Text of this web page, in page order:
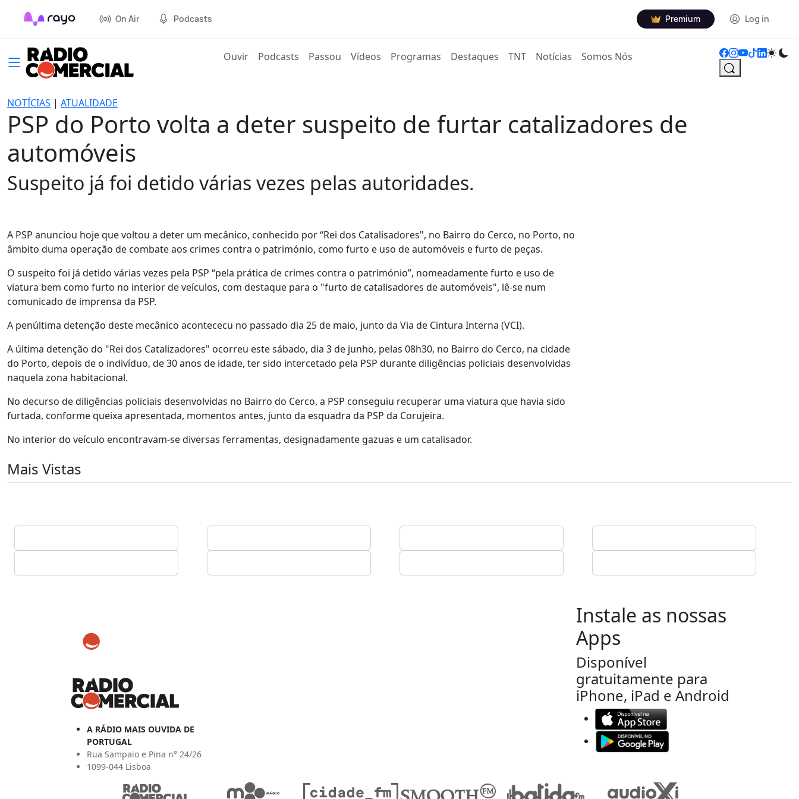
On Air Podcasts Premium Log in
Ouvir(current)
Podcasts Passou Vídeos Programas Destaques TNT Notícias Somos Nós
NOTÍCIAS | ATUALIDADE
PSP do Porto volta a deter suspeito de furtar catalizadores de
automóveis
Suspeito já foi detido várias vezes pelas autoridades.
A PSP anunciou hoje que voltou a deter um mecânico, conhecido por “Rei dos Catalisadores", no Bairro do Cerco, no Porto, no
âmbito duma operação de combate aos crimes contra o património, como furto e uso de automóveis e furto de peças.
O suspeito foi já detido várias vezes pela PSP “pela prática de crimes contra o património”, nomeadamente furto e uso de
viatura bem como furto no interior de veículos, com destaque para o "furto de catalisadores de automóveis", lê-se num
comunicado de imprensa da PSP.
A penúltima detenção deste mecânico acontececu no passado dia 25 de maio, junto da Via de Cintura Interna (VCI).
A última detenção do "Rei dos Catalizadores" ocorreu este sábado, dia 3 de junho, pelas 08h30, no Bairro do Cerco, na cidade
do Porto, depois de o indivíduo, de 30 anos de idade, ter sido intercetado pela PSP durante diligências policiais desenvolvidas
naquela zona habitacional.
No decurso de diligências policiais desenvolvidas no Bairro do Cerco, a PSP conseguiu recuperar uma viatura que havia sido
furtada, conforme queixa apresentada, momentos antes, junto da esquadra da PSP da Corujeira.
No interior do veículo encontravam-se diversas ferramentas, designadamente gazuas e um catalisador.
Mais Vistas
A RÁDIO MAIS OUVIDA DE
PORTUGAL
Rua Sampaio e Pina n° 24/26
1099-044 Lisboa
Instale as nossas
Apps
Disponível
gratuitamente para
iPhone, iPad e Android